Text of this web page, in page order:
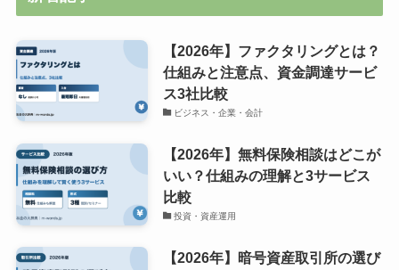
【2026年】ファクタリングとは？
仕組みと注意点、資金調達サービ
ス3社比較
ビジネス・企業・会計
【2026年】無料保険相談はどこが
いい？仕組みの理解と3サービス
比較
投資・資産運用
【2026年】暗号資産取引所の選び